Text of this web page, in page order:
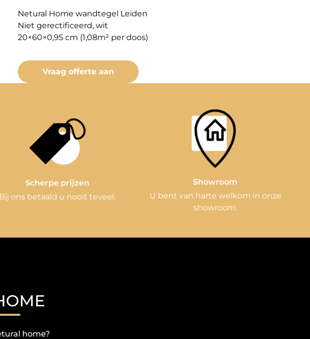
Netural Home wandtegel Leiden
Niet gerectificeerd, wit
20×60×0,95 cm (1,08m² per doos)
Vraag offerte aan
Scherpe prijzen
Bij ons betaald u nooit teveel.
Showroom
U bent van harte welkom in onze
showroom.
home?